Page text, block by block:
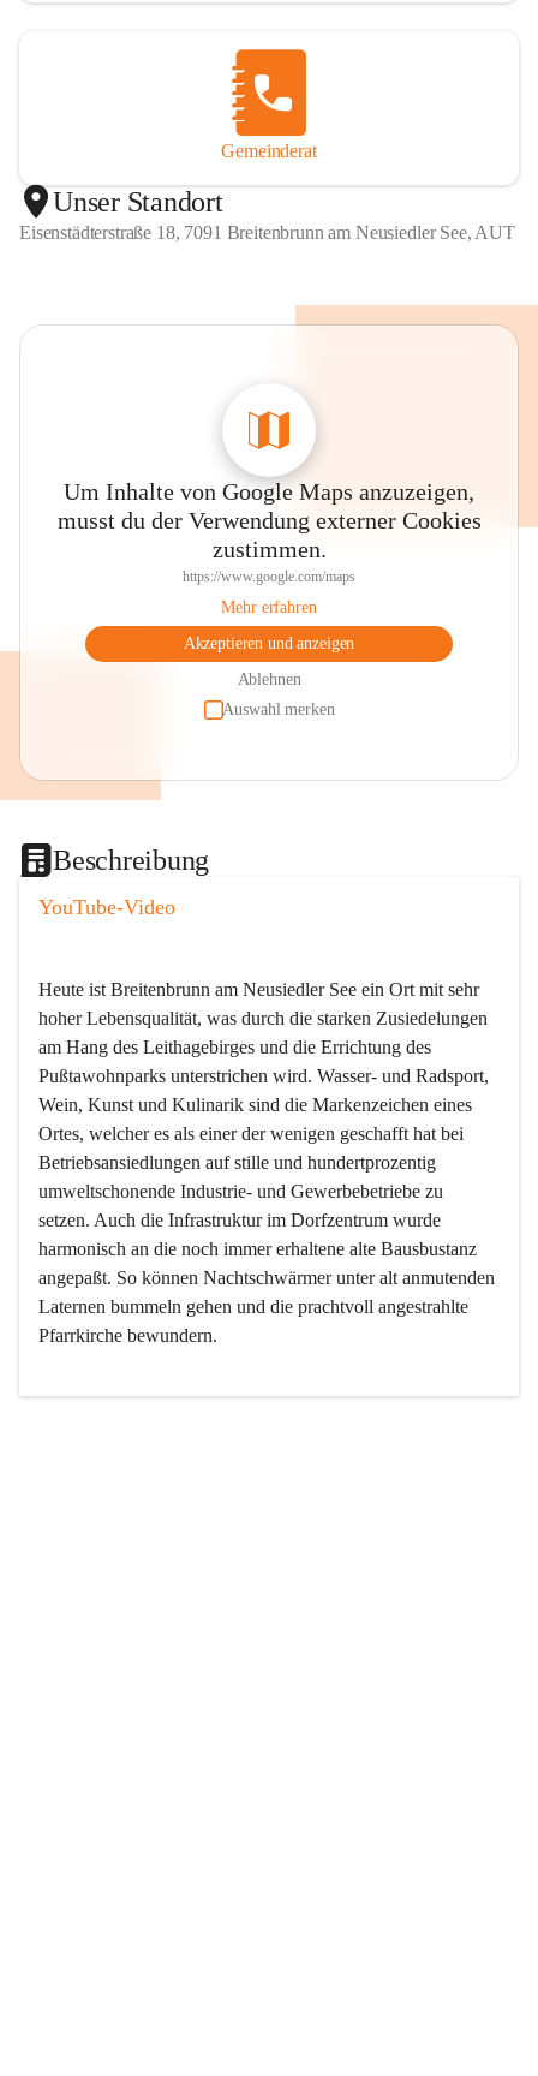
Gemeinderat
Unser Standort
Eisenstädterstraße 18, 7091 Breitenbrunn am Neusiedler See, AUT
Um Inhalte von Google Maps anzuzeigen,
musst du der Verwendung externer Cookies
zustimmen.
https://www.google.com/maps
Mehr erfahren
Akzeptieren und anzeigen
Ablehnen
Auswahl merken
Beschreibung
YouTube-Video
Heute ist Breitenbrunn am Neusiedler See ein Ort mit sehr
hoher Lebensqualität, was durch die starken Zusiedelungen
am Hang des Leithagebirges und die Errichtung des
Pußtawohnparks unterstrichen wird. Wasser- und Radsport,
Wein, Kunst und Kulinarik sind die Markenzeichen eines
Ortes, welcher es als einer der wenigen geschafft hat bei
Betriebsansiedlungen auf stille und hundertprozentig
umweltschonende Industrie- und Gewerbebetriebe zu
setzen. Auch die Infrastruktur im Dorfzentrum wurde
harmonisch an die noch immer erhaltene alte Bausbustanz
angepaßt. So können Nachtschwärmer unter alt anmutenden
Laternen bummeln gehen und die prachtvoll angestrahlte
Pfarrkirche bewundern.
Der Weinbau dominert heute nicht mehr, ist aber integrativer